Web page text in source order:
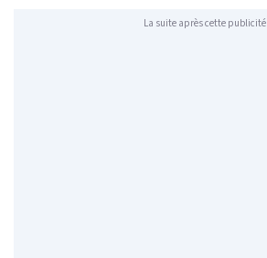
La suite après cette publicité